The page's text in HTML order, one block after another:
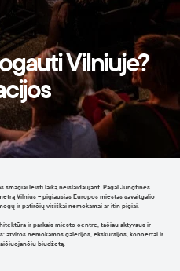
Vilniuje?
smagiai leisti laiką neišlaidaujant. Pagal Jungtinės
Vilnius – pigiausias Europos miestas savaitgalio
ir patirčių visiškai nemokamai ar itin pigiai.
ir parkais miesto centre, tačiau aktyvaus ir
atviros nemokamos galerijos, ekskursijos, koncertai ir
biudžetą.